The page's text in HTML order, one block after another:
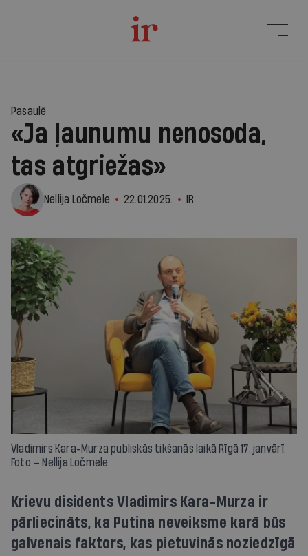
Pasaulē
«Ja ļaunumu nenosoda,
tas atgriežas»
Nellija Ločmele 22.01.2025. IR
Vladimirs Kara-Murza publiskās tikšanās laikā Rīgā 17. janvārī.
Foto — Nellija Ločmele
Krievu disidents Vladimirs Kara-Murza ir
pārliecināts, ka Putina neveiksme karā būs
galvenais faktors, kas pietuvinās noziedzīgā